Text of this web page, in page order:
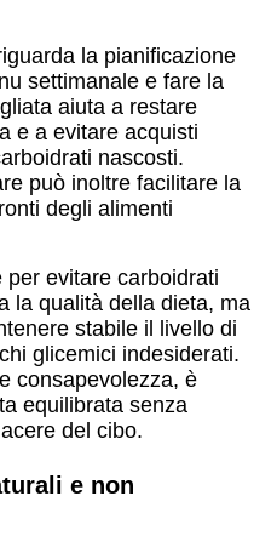
la pianificazione
settimanale e fare la
aiuta a restare
e a evitare acquisti
nascosti.
può inoltre facilitare la
degli alimenti
evitare carboidrati
la qualità della dieta, ma
stabile il livello di
glicemici indesiderati.
consapevolezza, è
equilibrata senza
del cibo.
e non